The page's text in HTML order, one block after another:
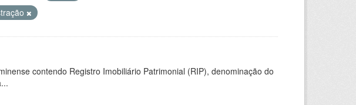
contendo Registro Imobiliário Patrimonial (RIP), denominação do